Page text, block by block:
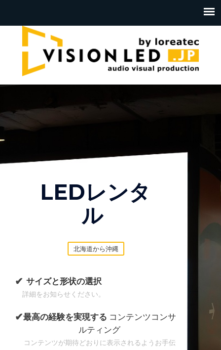
LEDレンタ
ル
北海道から沖縄
✔ サイズと形状の選択
詳細をお知らせください。
✔最高の経験を実現する コンテンツコンサ
ルティング
コンテンツが期待どおりに表示されるようお手伝